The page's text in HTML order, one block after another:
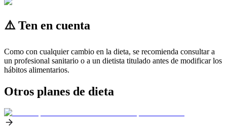
⚠️ Ten en cuenta
Como con cualquier cambio en la dieta, se recomienda consultar a
un profesional sanitario o a un dietista titulado antes de modificar los
hábitos alimentarios.
Otros planes de dieta